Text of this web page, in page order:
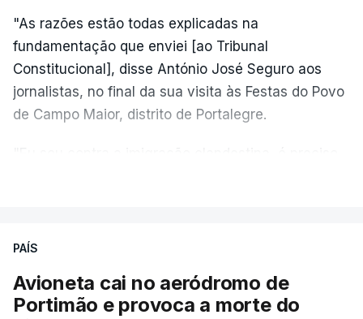
"As razões estão todas explicadas na
fundamentação que enviei [ao Tribunal
Constitucional], disse António José Seguro aos
jornalistas, no final da sua visita às Festas do Povo
de Campo Maior, distrito de Portalegre.
nada disto é incompatível com tratarmos com
crianças", acrescentou.
PAÍS
Avioneta cai no aeródromo de
Portimão e provoca a morte do